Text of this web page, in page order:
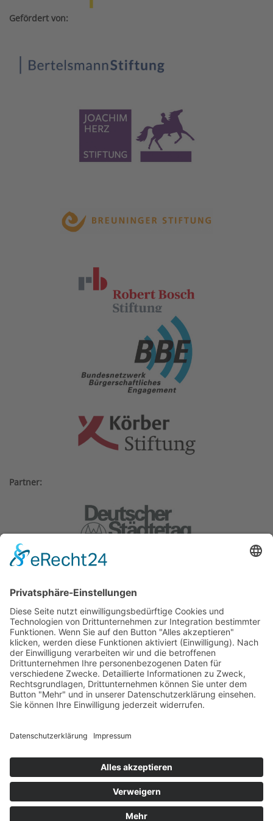
Gefördert von:
Partner:
Weitere Gründungsmitglieder: BMW
Foundation, Generali Deutschland AG,
Herbert Quandt-Stiftung.
COOKIE-EINSTELLUNGEN